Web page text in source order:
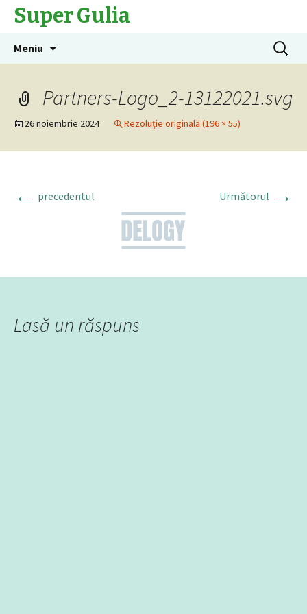
Super Gulia
Meniu
Caută
după:
Partners-Logo_2-13122021.svg
26 noiembrie 2024 Rezoluție originală (196 × 55)
← precedentul Următorul →
Lasă un răspuns